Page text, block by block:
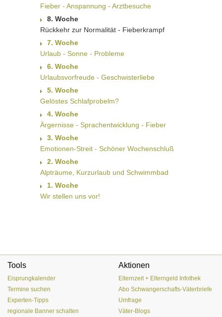
Fieber - Anspannung - Arztbesuche
8. Woche
Rückkehr zur Normalität - Fieberkrampf
7. Woche
Urlaub - Sonne - Probleme
6. Woche
Urlaubsvorfreude - Geschwisterliebe
5. Woche
Gelöstes Schlafprobelm?
4. Woche
Ärgernisse - Sprachentwicklung - Fieber
3. Woche
Emotionen-Streit - Schöner Wochenschluß
2. Woche
Alpträume, Kurzurlaub und Schwimmbad
1. Woche
Wir stellen uns vor!
Tools
Eisprungkalender
Termine suchen
Experten-Tipps
regionale Banner schalten
Aktionen
Elternzeit + Elterngeld Infothek
Abo Schwangerschafts-Väterbriefe
Umfrage
Väter-Blogs